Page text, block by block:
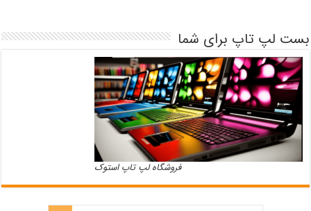
بست لپ تاپ برای شما
فروشگاه لپ تاپ استوک